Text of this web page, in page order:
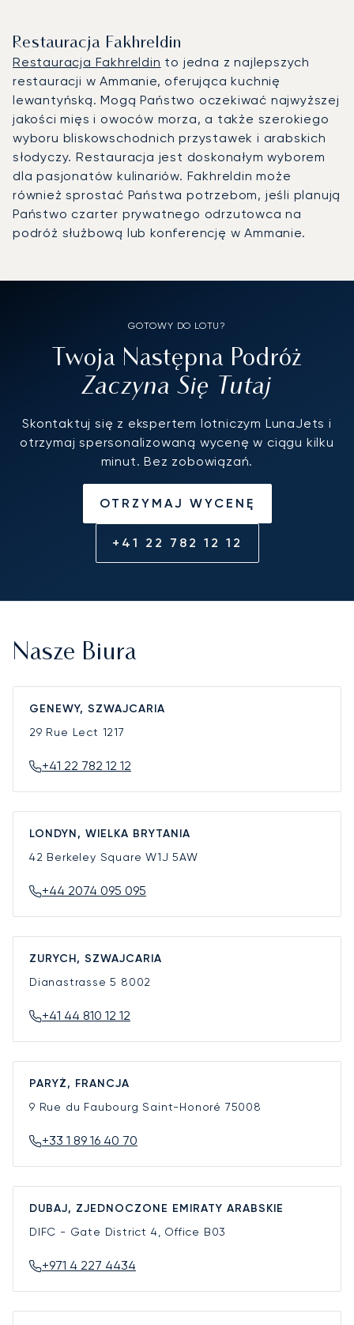
Restauracja Fakhreldin
Restauracja Fakhreldin to jedna z najlepszych
restauracji w Ammanie, oferująca kuchnię
lewantyńską. Mogą Państwo oczekiwać najwyższej
jakości mięs i owoców morza, a także szerokiego
wyboru bliskowschodnich przystawek i arabskich
słodyczy. Restauracja jest doskonałym wyborem
dla pasjonatów kulinariów. Fakhreldin może
również sprostać Państwa potrzebom, jeśli planują
Państwo czarter prywatnego odrzutowca na
podróż służbową lub konferencję w Ammanie.
GOTOWY DO LOTU?
Twoja Następna Podróż
Zaczyna Się Tutaj
Skontaktuj się z ekspertem lotniczym LunaJets i
otrzymaj spersonalizowaną wycenę w ciągu kilku
minut. Bez zobowiązań.
OTRZYMAJ WYCENĘ
+41 22 782 12 12
Nasze Biura
GENEWY, SZWAJCARIA
29 Rue Lect 1217
+41 22 782 12 12
LONDYN, WIELKA BRYTANIA
42 Berkeley SquareW1J 5AW
+44 2074 095 095
ZURYCH, SZWAJCARIA
Dianastrasse 5 8002
+41 44 810 12 12
PARYŻ, FRANCJA
9 Rue du Faubourg Saint-Honoré 75008
+33 1 89 16 40 70
DUBAJ, ZJEDNOCZONE EMIRATY ARABSKIE
DIFC - Gate District 4, Office B03
+971 4 227 4434